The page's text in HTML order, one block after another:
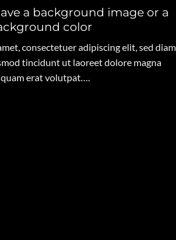
a background image or a
color
consectetuer adipiscing elit, sed diam
tincidunt ut laoreet dolore magna
erat volutpat….